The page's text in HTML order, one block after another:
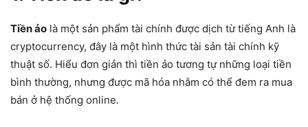
Tiền ảo là một sản phẩm tài chính được dịch từ tiếng Anh là
cryptocurrency, đây là một hình thức tài sản tài chính kỹ
thuật số. Hiểu đơn giản thì tiền ảo tương tự những loại tiền
bình thường, nhưng được mã hóa nhằm có thể đem ra mua
bán ở hệ thống online.